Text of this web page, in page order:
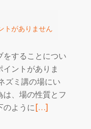
ミ
を
さ
れ
た
場
トがありません
をすることについ
ントがありま
ズミ講の場にい
は、場の性質とフ
のように 続[…]